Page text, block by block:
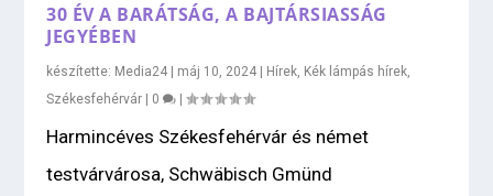
30 ÉV A BARÁTSÁG, A BAJTÁRSIASSÁG
JEGYÉBEN
készítette: Media24 | máj 10, 2024 | Hírek Kék lámpás hírek
Székesfehérvár | 0 |
Harmincéves Székesfehérvár és német
testvárvárosa, Schwäbisch Gmünd